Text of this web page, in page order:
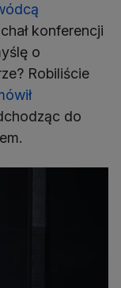
konferencji
o
Robiliście
do